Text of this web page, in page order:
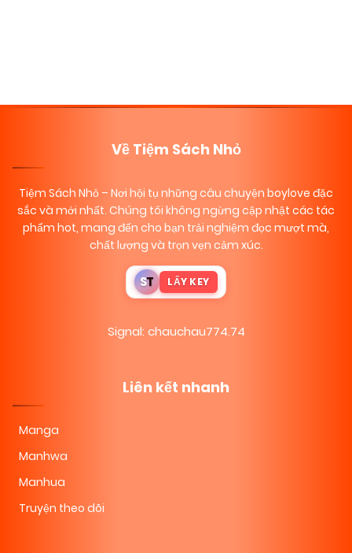
Về Tiệm Sách Nhỏ
Tiệm Sách Nhỏ – Nơi hội tụ những câu chuyện boylove đặc
sắc và mới nhất. Chúng tôi không ngừng cập nhật các tác
phẩm hot, mang đến cho bạn trải nghiệm đọc mượt mà,
chất lượng và trọn vẹn cảm xúc.
ST LẤY KEY
Signal: chauchau774.74
Liên kết nhanh
Manga
Manhwa
Manhua
Truyện theo dõi